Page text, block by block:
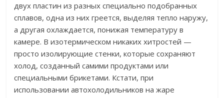
двух пластин из разных специально подобранных
сплавов, одна из них греется, выделяя тепло наружу,
а другая охлаждается, понижая температуру в
камере. В изотермическом никаких хитростей —
просто изолирующие стенки, которые сохраняют
холод, созданный самими продуктами или
специальными брикетами. Кстати, при
использовании автохолодильников на жаре